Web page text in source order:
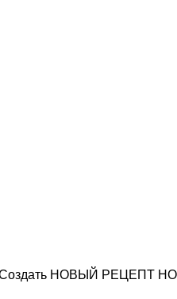
НОВЫЙ РЕЦЕПТ